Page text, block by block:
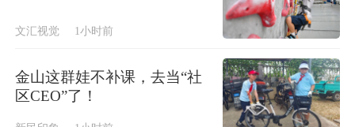
文汇视觉 1小时前
金山这群娃不补课，去当“社
区CEO”了！